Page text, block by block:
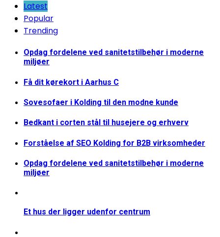
Latest
Popular
Trending
Opdag fordelene ved sanitetstilbehør i moderne
miljøer
Få dit kørekort i Aarhus C
Sovesofaer i Kolding til den modne kunde
Bedkant i corten stål til husejere og erhverv
Forståelse af SEO Kolding for B2B virksomheder
Opdag fordelene ved sanitetstilbehør i moderne
miljøer
Et hus der ligger udenfor centrum